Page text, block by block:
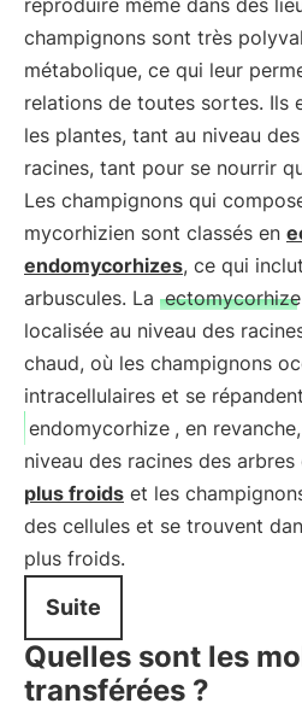
reproduire même dans des
champignons sont très
métabolique, ce qui leur
relations de toutes sortes. Ils
les plantes, tant au niveau
racines, tant pour se nourrir
Les champignons qui
mycorhizien sont classés en
endomycorhizes, ce qui
arbuscules. La ectomycorhize
localisée au niveau des
chaud, où les champignons
intracellulaires et se
endomycorhize , en
niveau des racines des arbres
plus froids et les
des cellules et se trouvent
plus froids.
Suite
Quelles sont les
transférées ?